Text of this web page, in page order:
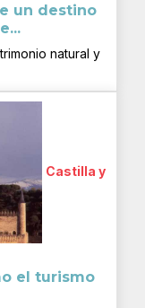
un destino
natural y
Castilla y
el turismo